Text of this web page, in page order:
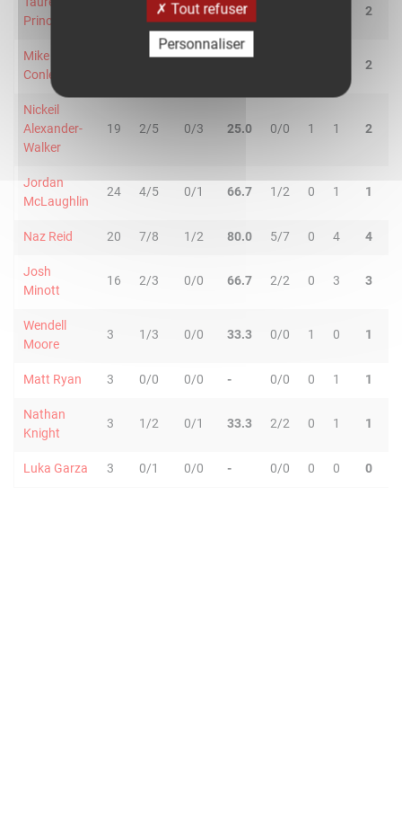
Prince
1/3 0/4 14.3 2
Mike
Conley
2
Nickeil
Alexander-
Walker
19 2/5 0/3 25.0 0/0 1 1 2
Jordan
McLaughlin
24 4/5 0/1 66.7 1/2 0 1 1
Naz Reid 20 7/8 1/2 80.0 5/7 0 4 4
Josh
Minott
16 2/3 0/0 66.7 2/2 0 3 3
Wendell
Moore
3 1/3 0/0 33.3 0/0 1 0 1
Matt Ryan 3 0/0 0/0 - 0/0 0 1 1
Nathan
Knight
3 1/2 0/1 33.3 2/2 0 1 1
Luka Garza 3 0/1 0/0 - 0/0 0 0 0
Tout refuser
Personnaliser